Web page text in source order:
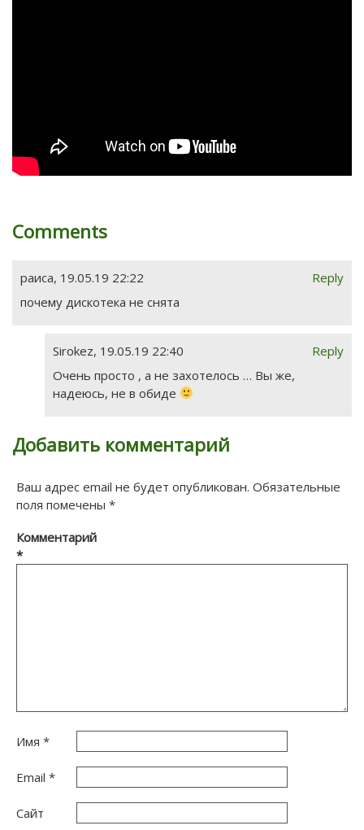
Comments
Reply
раиса, 19.05.19 22:22
почему дискотека не снята
Reply
Sirokez, 19.05.19 22:40
Очень просто , а не захотелось … Вы же,
надеюсь, не в обиде
Добавить комментарий
Ваш адрес email не будет опубликован. Обязательные
поля помечены *
Комментарий
*
Имя *
Email *
Сайт